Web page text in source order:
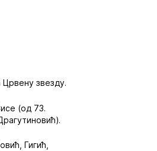
звезду.
(од 73.
Гигић,